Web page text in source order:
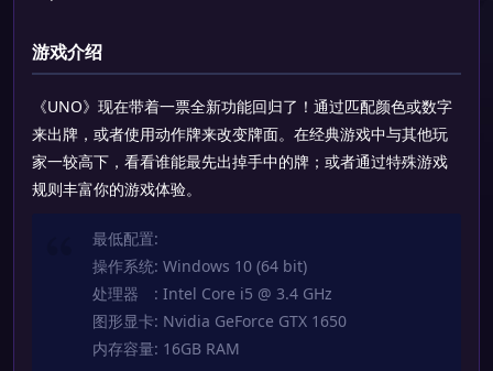
游戏介绍
《UNO》现在带着一票全新功能回归了！通过匹配颜色或数字
来出牌，或者使用动作牌来改变牌面。在经典游戏中与其他玩
家一较高下，看看谁能最先出掉手中的牌；或者通过特殊游戏
规则丰富你的游戏体验。
最低配置:
操作系统: Windows 10 (64 bit)
处理器 : Intel Core i5 @ 3.4 GHz
图形显卡: Nvidia GeForce GTX 1650
内存容量: 16GB RAM